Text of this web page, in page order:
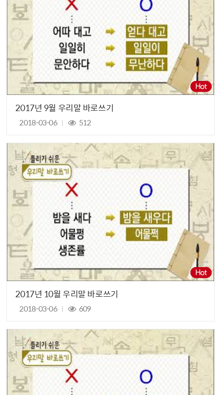
2017년 9월 우리말 바로쓰기
2018-03-06 512
2017년 10월 우리말 바로쓰기
2018-03-06 609